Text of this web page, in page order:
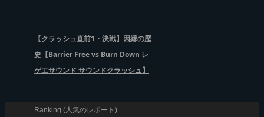
【クラッシュ直前1・決戦】因縁の歴
史【Barrier Free vs Burn Down レ
ゲエサウンド サウンドクラッシュ】
Ranking (人気のレポート)